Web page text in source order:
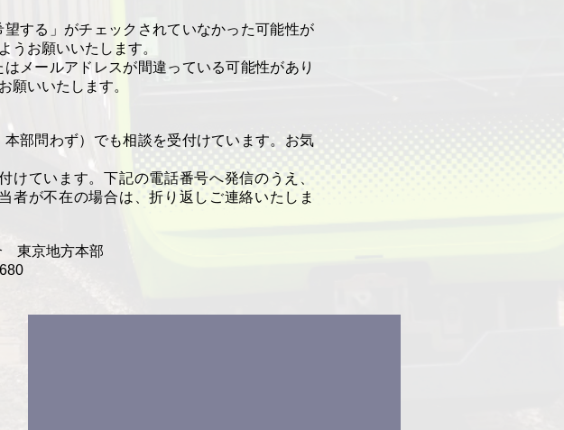
する」がチェックされていなかった可能性が
うお願いいたします。
メールアドレスが間違っている可能性があり
願いいたします。
部問わず）でも相談を受付けています。お気
ています。下記の電話番号へ発信のうえ、
者が不在の場合は、折り返しご連絡いたしま
東京地方本部